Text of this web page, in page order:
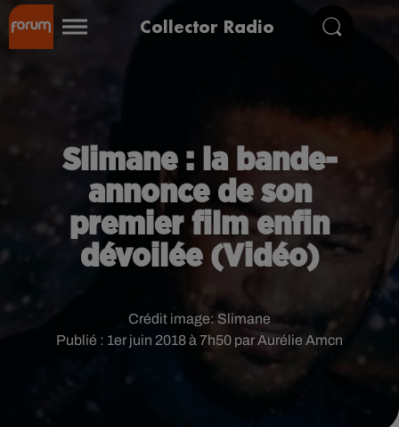
Collector Radio
Slimane : la bande-
annonce de son
premier film enfin
dévoilée (Vidéo)
Publié : 1er juin 2018 à 7h50 par Aurélie Amcn
Crédit image: Slimane